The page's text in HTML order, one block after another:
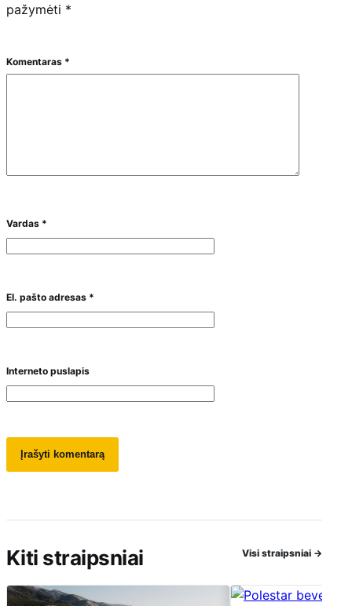
pažymėti *
Komentaras *
Vardas *
El. pašto adresas *
Interneto puslapis
Kiti straipsniai Visi straipsniai →